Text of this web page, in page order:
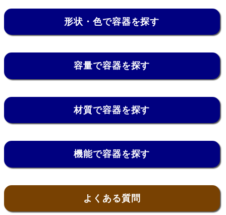
形状・色で容器を探す
容量で容器を探す
材質で容器を探す
機能で容器を探す
よくある質問